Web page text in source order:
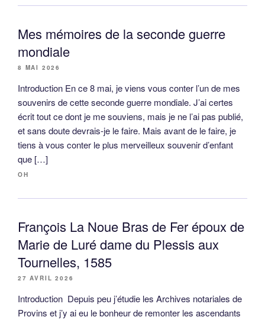
Mes mémoires de la seconde guerre
mondiale
8 MAI 2026
Introduction En ce 8 mai, je viens vous conter l’un de mes
souvenirs de cette seconde guerre mondiale. J’ai certes
écrit tout ce dont je me souviens, mais je ne l’ai pas publié,
et sans doute devrais-je le faire. Mais avant de le faire, je
tiens à vous conter le plus merveilleux souvenir d’enfant
que […]
OH
François La Noue Bras de Fer époux de
Marie de Luré dame du Plessis aux
Tournelles, 1585
27 AVRIL 2026
Introduction Depuis peu j’étudie les Archives notariales de
Provins et j’y ai eu le bonheur de remonter les ascendants